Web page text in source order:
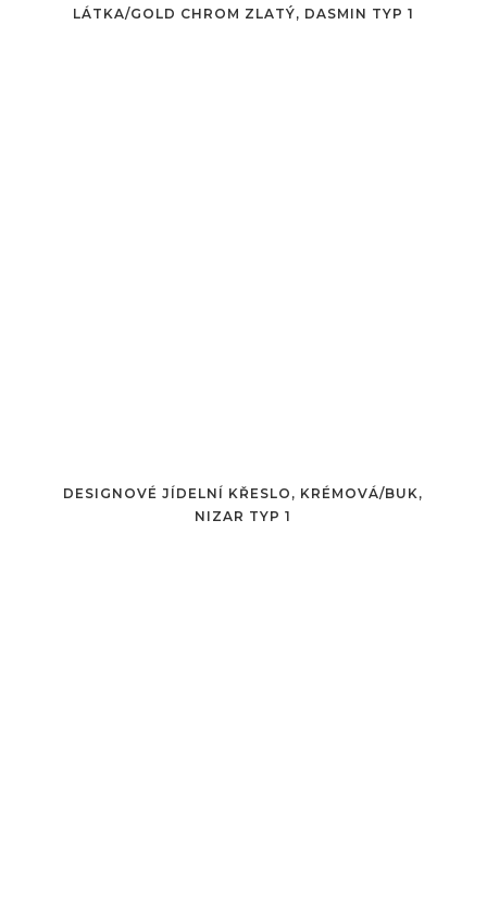
LÁTKA/GOLD CHROM ZLATÝ, DASMIN TYP 1
DESIGNOVÉ JÍDELNÍ KŘESLO, KRÉMOVÁ/BUK,
NIZAR TYP 1